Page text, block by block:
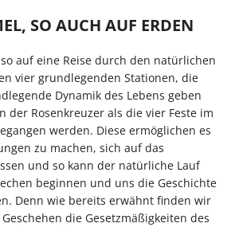
SO AUCH AUF ERDEN
auf eine Reise durch den natürlichen
vier grundlegenden Stationen, die
Dynamik des Lebens geben
der Rosenkreuzer als die vier Feste im
werden. Diese ermöglichen es
zu machen, sich auf das
und so kann der natürliche Lauf
beginnen und uns die Geschichte
Denn wie bereits erwähnt finden wir
die Gesetzmäßigkeiten des